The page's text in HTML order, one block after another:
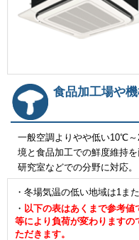
食品加工場や
一般空調よりやや低い10℃
境と食品加工での鮮度維持
研究室などでの分野に対応。
・冬場気温の低い地域は1ま
・ 以下の表はあくまで参考
等により負荷が変わります
ただきます。